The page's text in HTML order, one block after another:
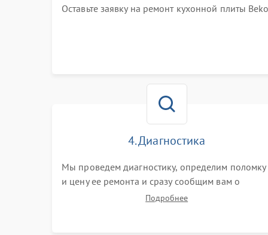
Оставьте заявку на ремонт кухонной плиты Beko
4. Диагностика
Мы проведем диагностику, определим поломку
и цену ее ремонта и сразу сообщим вам о
Подробнее